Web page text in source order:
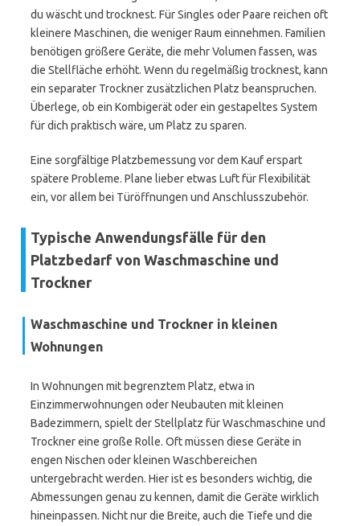
du wäscht und trocknest. Für Singles oder Paare reichen oft
kleinere Maschinen, die weniger Raum einnehmen. Familien
benötigen größere Geräte, die mehr Volumen fassen, was
die Stellfläche erhöht. Wenn du regelmäßig trocknest, kann
ein separater Trockner zusätzlichen Platz beanspruchen.
Überlege, ob ein Kombigerät oder ein gestapeltes System
für dich praktisch wäre, um Platz zu sparen.
Eine sorgfältige Platzbemessung vor dem Kauf erspart
spätere Probleme. Plane lieber etwas Luft für Flexibilität
ein, vor allem bei Türöffnungen und Anschlusszubehör.
Typische Anwendungsfälle für den
Platzbedarf von Waschmaschine und
Trockner
Waschmaschine und Trockner in kleinen
Wohnungen
In Wohnungen mit begrenztem Platz, etwa in
Einzimmerwohnungen oder Neubauten mit kleinen
Badezimmern, spielt der Stellplatz für Waschmaschine und
Trockner eine große Rolle. Oft müssen diese Geräte in
engen Nischen oder kleinen Waschbereichen
untergebracht werden. Hier ist es besonders wichtig, die
Abmessungen genau zu kennen, damit die Geräte wirklich
hineinpassen. Nicht nur die Breite, auch die Tiefe und die